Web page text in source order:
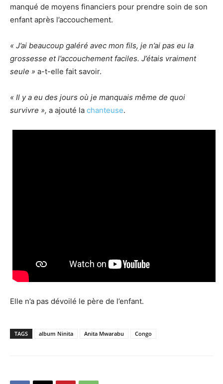
manqué de moyens financiers pour prendre soin de son
enfant après l’accouchement.
« J’ai beaucoup galéré avec mon fils, je n’ai pas eu la
grossesse et l’accouchement faciles. J’étais vraiment
seule » a-t-elle fait savoir.
« Il y a eu des jours où je manquais même de quoi
survivre », a ajouté la chanteuse.
Elle n’a pas dévoilé le père de l’enfant.
TAGS album Ninita Anita Mwarabu Congo